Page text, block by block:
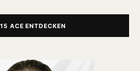
ACE ENTDECKEN